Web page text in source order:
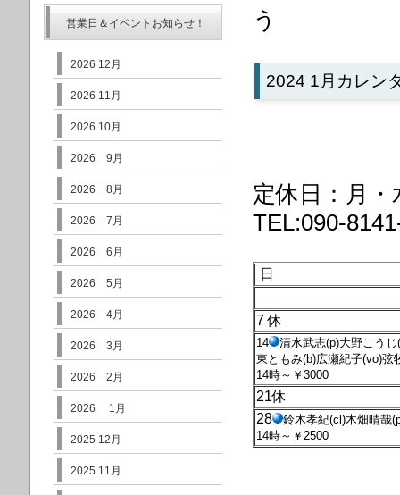
う
2024 1月カレン
定休日：月
TEL:090-
日
7 休
14
清水武志(p)大野こうじ
東ともみ(b)広瀬紀子(vo)弦
14時～￥3000
21休
28
鈴木孝紀(cl)木畑晴哉
14時～￥2500
営業日＆イベントお知らせ！
2026 12月
2026 11月
2026 10月
2026 9月
2026 8月
2026 7月
2026 6月
2026 5月
2026 4月
2026 3月
2026 2月
2026 1月
2025 12月
2025 11月